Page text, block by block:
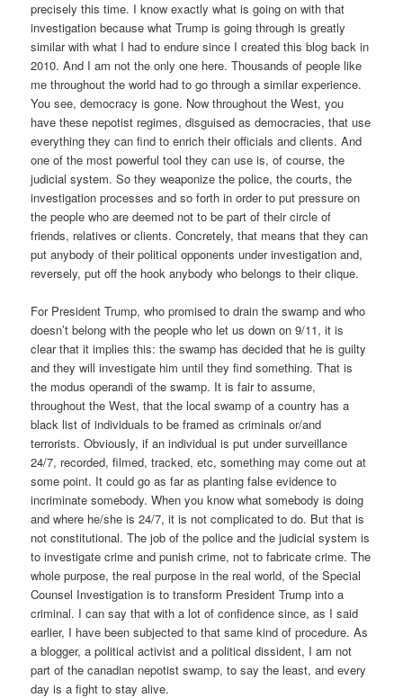
precisely this time. I know exactly what is going on with that
investigation because what Trump is going through is greatly
similar with what I had to endure since I created this blog back in
2010. And I am not the only one here. Thousands of people like
me throughout the world had to go through a similar experience.
You see, democracy is gone. Now throughout the West, you
have these nepotist regimes, disguised as democracies, that use
everything they can find to enrich their officials and clients. And
one of the most powerful tool they can use is, of course, the
judicial system. So they weaponize the police, the courts, the
investigation processes and so forth in order to put pressure on
the people who are deemed not to be part of their circle of
friends, relatives or clients. Concretely, that means that they can
put anybody of their political opponents under investigation and,
reversely, put off the hook anybody who belongs to their clique.
For President Trump, who promised to drain the swamp and who
doesn’t belong with the people who let us down on 9/11, it is
clear that it implies this: the swamp has decided that he is guilty
and they will investigate him until they find something. That is
the modus operandi of the swamp. It is fair to assume,
throughout the West, that the local swamp of a country has a
black list of individuals to be framed as criminals or/and
terrorists. Obviously, if an individual is put under surveillance
24/7, recorded, filmed, tracked, etc, something may come out at
some point. It could go as far as planting false evidence to
incriminate somebody. When you know what somebody is doing
and where he/she is 24/7, it is not complicated to do. But that is
not constitutional. The job of the police and the judicial system is
to investigate crime and punish crime, not to fabricate crime. The
whole purpose, the real purpose in the real world, of the Special
Counsel Investigation is to transform President Trump into a
criminal. I can say that with a lot of confidence since, as I said
earlier, I have been subjected to that same kind of procedure. As
a blogger, a political activist and a political dissident, I am not
part of the canadian nepotist swamp, to say the least, and every
day is a fight to stay alive.